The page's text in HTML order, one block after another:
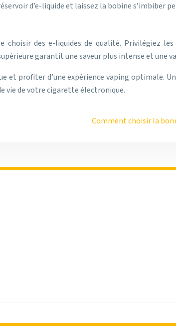
d’e-liquide et laissez la bobine s’imbiber
des e-liquides de qualité. Privilégiez
garantit une saveur plus intense et une
profiter d’une expérience vaping optimale.
vie de votre cigarette électronique.
Comment choisir la